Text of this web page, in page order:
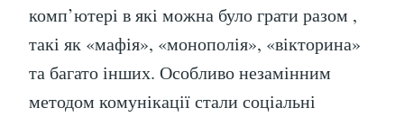
комп’ютері в які можна було грати разом ,
такі як «мафія», «монополія», «вікторина»
та багато інших. Особливо незамінним
методом комунікації стали соціальні